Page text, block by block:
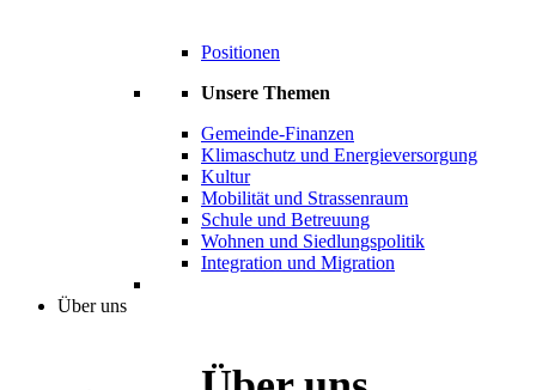
Positionen
Unsere Themen
Gemeinde-Finanzen
Klimaschutz und Energieversorgung
Kultur
Mobilität und Strassenraum
Schule und Betreuung
Wohnen und Siedlungspolitik
Integration und Migration
Über uns